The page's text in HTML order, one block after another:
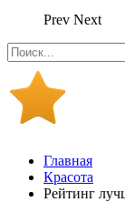
Prev Next
Главная
Красота
Рейтинг